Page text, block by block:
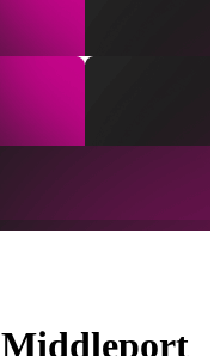
Middleport